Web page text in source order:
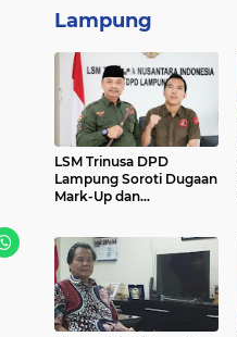
Lampung
LSM Trinusa DPD
Lampung Soroti Dugaan
Mark-Up dan
PKPCK